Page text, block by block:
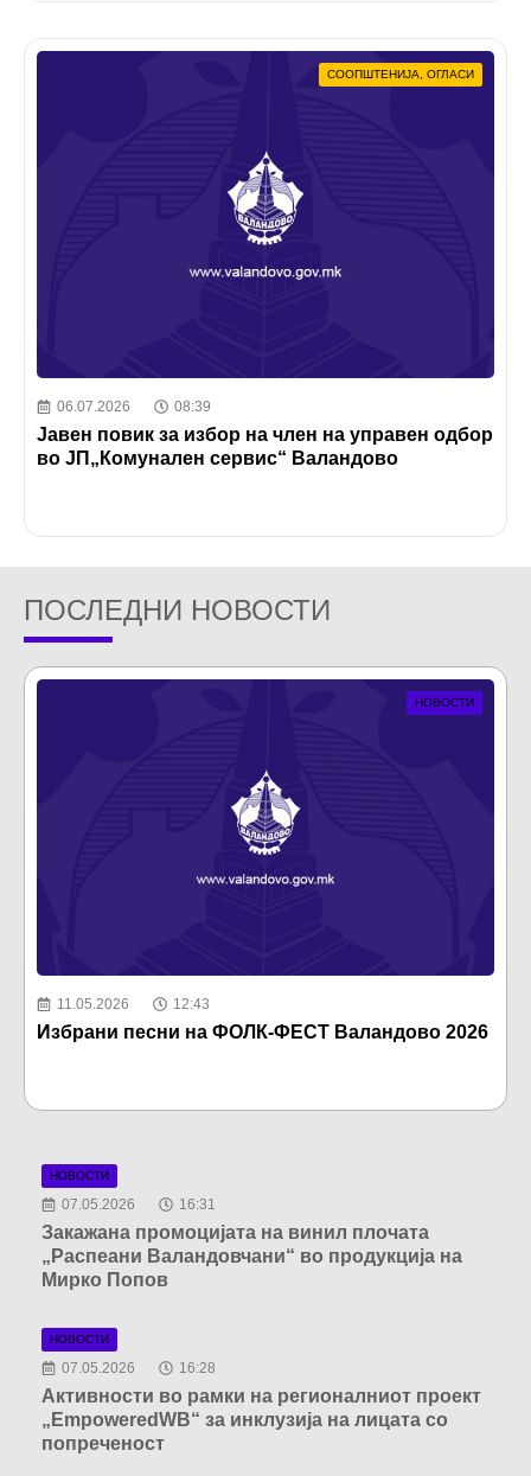
СООПШТЕНИЈА, ОГЛАСИ
06.07.2026 08:39
Јавен повик за избор на член на управен одбор
во ЈП„Комунален сервис“ Валандово
ПОСЛЕДНИ НОВОСТИ
НОВОСТИ
11.05.2026 12:43
Избрани песни на ФОЛК-ФЕСТ Валандово 2026
НОВОСТИ
07.05.2026 16:31
Закажана промоцијата на винил плочата
„Распеани Валандовчани“ во продукција на
Мирко Попов
НОВОСТИ
07.05.2026 16:28
Активности во рамки на регионалниот проект
„EmpoweredWB“ за инклузија на лицата со
попреченост